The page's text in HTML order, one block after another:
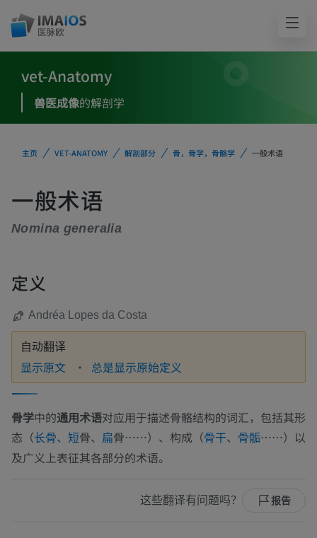
vet-Anatomy
兽医成像的解剖学
主页 VET-ANATOMY 解剖部分 骨，骨学，骨骼学 一般术语
一般术语
Nomina generalia
定义
Andréa Lopes da Costa
自动翻译
显示原文 总是显示原始定义
骨学中的通用术语对应用于描述骨骼结构的词汇，包括其形
态（长骨、 短骨、 扁骨……）、构成（骨干、 骨骺……）以
及广义上表征其各部分的术语。
这些翻译有问题吗？ 报告